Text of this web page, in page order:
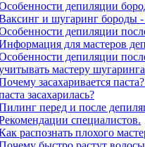
депиляции
и шугаринг бороды
депиляции
для мастеров
депиляции
мастеру
засахаривается
засахарилась?
перед и после
специалистов.
распознать плохого